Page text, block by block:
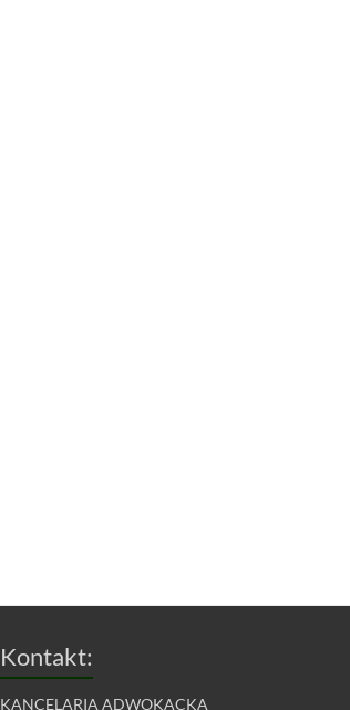
Kontakt:
KANCELARIA ADWOKACKA